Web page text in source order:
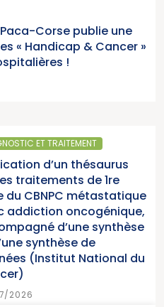
Corse publie une
« Handicap & Cancer »
!
thésaurus
de 1re
métastatique
synthèse
de
National du